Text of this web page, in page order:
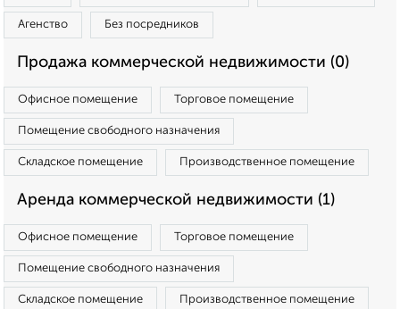
Агенство Без посредников
Продажа коммерческой недвижимости (0)
Офисное помещение Торговое помещение
Помещение свободного назначения
Складское помещение Производственное помещение
Аренда коммерческой недвижимости (1)
Офисное помещение Торговое помещение
Помещение свободного назначения
Складское помещение Производственное помещение